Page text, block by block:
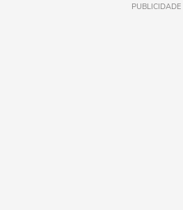
PUBLICIDADE